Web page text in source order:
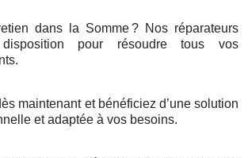
dans la Somme? Nos réparateurs
pour résoudre tous vos
maintenant et bénéficiez d’une solution
et adaptée à vos besoins.